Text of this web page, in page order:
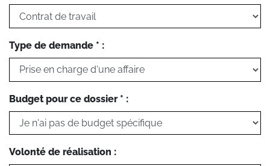
Type de demande * :
Budget pour ce dossier * :
Volonté de réalisation :